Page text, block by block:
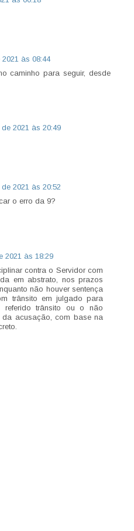
às 08:44
caminho para seguir, desde
2021 às 20:49
2021 às 20:52
o erro da 9?
2021 às 18:29
contra o Servidor com
em abstrato, nos prazos
não houver sentença
trânsito em julgado para
trânsito ou o não
da acusação, com base na